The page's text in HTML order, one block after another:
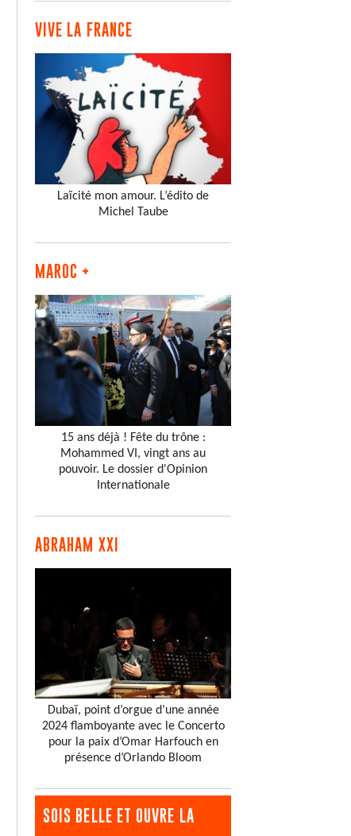
VIVE LA FRANCE
Laïcité mon amour. L’édito de
Michel Taube
MAROC +
15 ans déjà ! Fête du trône :
Mohammed VI, vingt ans au
pouvoir. Le dossier d'Opinion
Internationale
ABRAHAM XXI
Dubaï, point d’orgue d’une année
2024 flamboyante avec le Concerto
pour la paix d’Omar Harfouch en
présence d’Orlando Bloom
SOIS BELLE ET OUVRE LA